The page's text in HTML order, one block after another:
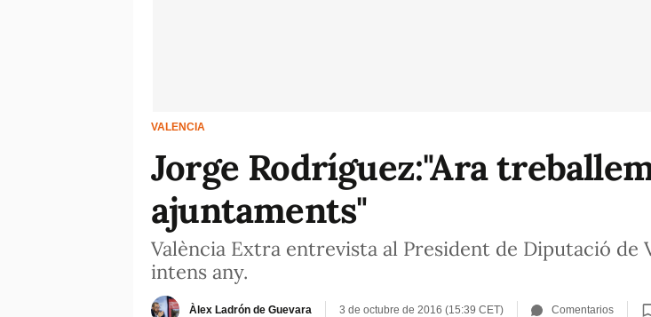
VALENCIA
Jorge Rodríguez:"Ara
ajuntaments"
València Extra entrevista al President de Diputació de
intens any.
Àlex Ladrón de Guevara 3 de octubre de 2016 (15:39 CET) Comentarios